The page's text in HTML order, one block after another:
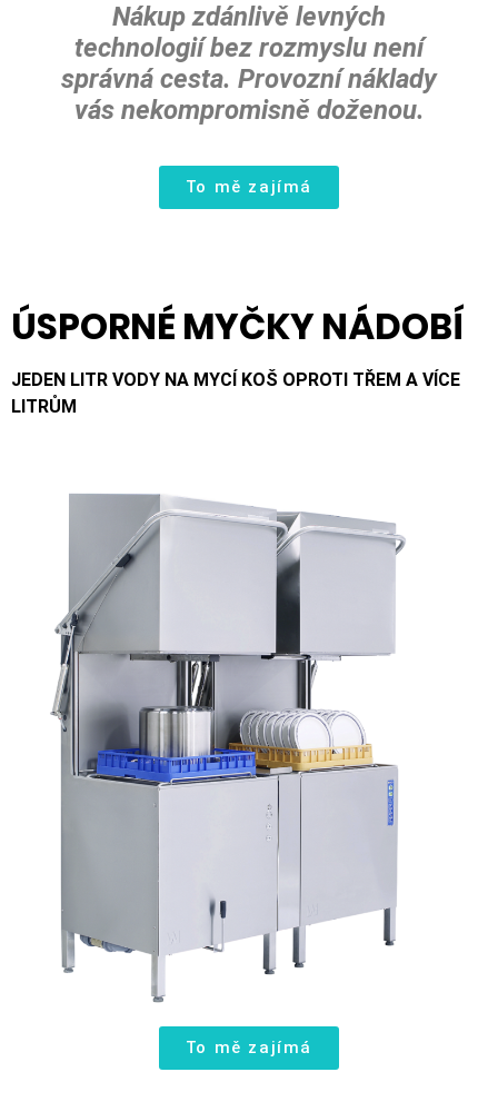
Nákup zdánlivě levných
technologií bez rozmyslu není
správná cesta. Provozní náklady
vás nekompromisně doženou.
To mě zajímá
ÚSPORNÉ MYČKY NÁDOBÍ
JEDEN LITR VODY NA MYCÍ KOŠ OPROTI TŘEM A VÍCE
LITRŮM
To mě zajímá